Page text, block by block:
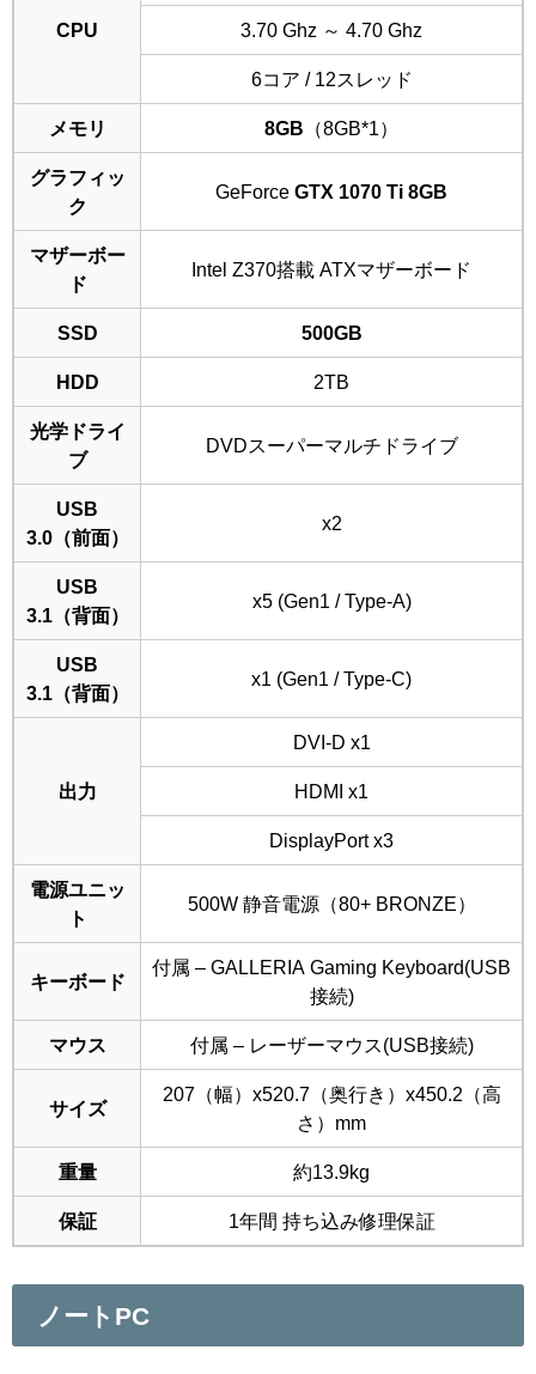
CPU 3.70 Ghz ～ 4.70 Ghz
6コア / 12スレッド
メモリ 8GB （8GB*1）
グラフィッ
ク
GeForce GTX 1070 Ti 8GB
マザーボー
ド
Intel Z370搭載 ATXマザーボード
SSD 500GB
HDD 2TB
光学ドライ
ブ
DVDスーパーマルチドライブ
USB
3.0（前面）
x2
USB
3.1（背面）
x5 (Gen1 / Type-A)
USB
3.1（背面）
x1 (Gen1 / Type-C)
出力
DVI-D x1
HDMI x1
DisplayPort x3
電源ユニッ
ト
500W 静音電源（80+ BRONZE）
キーボード
付属 – GALLERIA Gaming Keyboard(USB
接続)
マウス 付属 – レーザーマウス(USB接続)
サイズ
207（幅）x520.7（奥行き）x450.2（高
さ）mm
重量 約13.9kg
保証 1年間 持ち込み修理保証
ノートPC